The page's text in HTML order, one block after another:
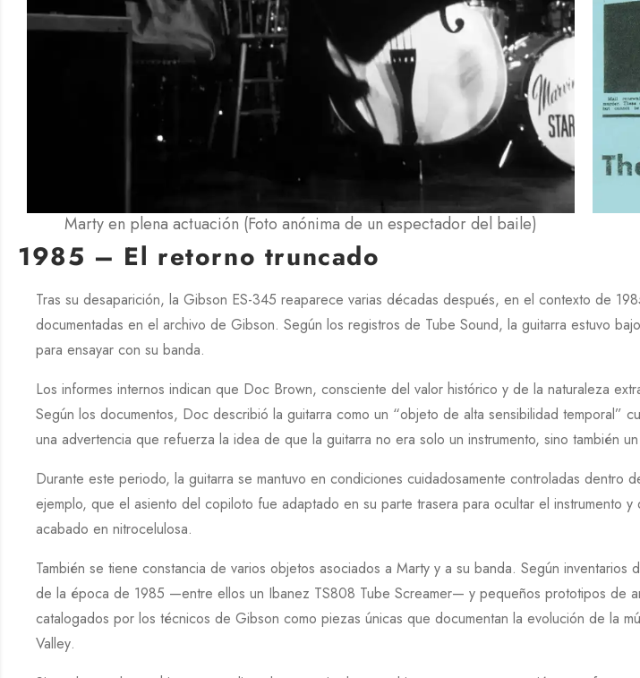
Marty en plena actuación (Foto anónima de un espectador del baile)
1985 – El retorno truncado
Tras su desaparición, la Gibson ES-345 reaparece varias décadas después, en el contexto de
documentadas en el archivo de Gibson. Según los registros de Tube Sound, la guitarra estuvo
para ensayar con su banda.
Los informes internos indican que Doc Brown, consciente del valor histórico y de la naturaleza
Según los documentos, Doc describió la guitarra como un “objeto de alta sensibilidad temporal”
una advertencia que refuerza la idea de que la guitarra no era solo un instrumento, sino también
Durante este periodo, la guitarra se mantuvo en condiciones cuidadosamente controladas dentro
ejemplo, que el asiento del copiloto fue adaptado en su parte trasera para ocultar el instrumento
acabado en nitrocelulosa.
También se tiene constancia de varios objetos asociados a Marty y a su banda. Según inventarios
de la época de 1985 —entre ellos un Ibanez TS808 Tube Screamer— y pequeños prototipos de
catalogados por los técnicos de Gibson como piezas únicas que documentan la evolución de la
Valley.